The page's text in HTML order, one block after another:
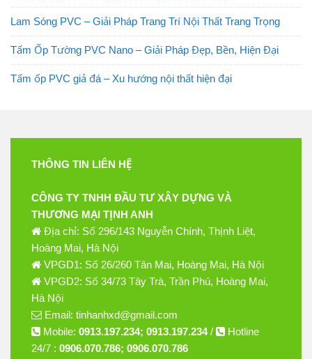
Lam Sóng PVC – Giải Pháp Trang Trí Nội Thất Trang Trọng
Tấm Ốp Tường PVC Nano – Giải Pháp Đẹp, Bền, Hiện Đại
Tấm ốp PVC giả đá – Xu hướng nội thất hiện đại
THÔNG TIN LIÊN HỆ
CÔNG TY TNHH ĐẦU TƯ XÂY DỰNG VÀ
THƯƠNG MẠI TỊNH ANH
Địa chỉ: Số 296/143 Nguyễn Chính, Thịnh Liệt,
Hoàng Mai, Hà Nội
VPGD1: Số 26/260 Tân Mai, Hoàng Mai, Hà Nội
VPGD2: Số 34/73 Tây Trà, Trần Phú, Hoàng Mai,
Hà Nội
Email: tinhanhxd@gmail.com
Mobile: 0913.197.234; 0913.197.234/
Hotline
24/7 : 0906.070.786; 0906.070.786